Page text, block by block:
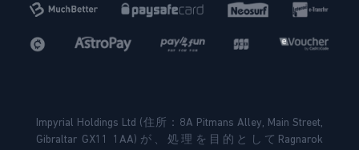
Impyrial Holdings Ltd (住所：8A Pitmans Alley, Main Street,
Gibraltar GX11 1AA)が、処理を目的としてRagnarok